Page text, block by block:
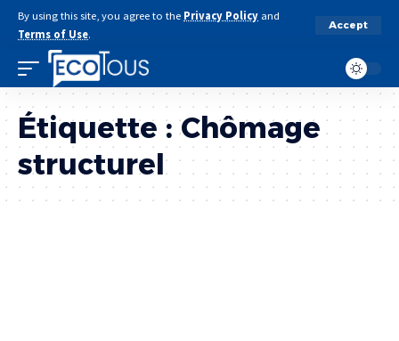
By using this site, you agree to the Privacy Policy and
Terms of Use.
Accept
Étiquette :Chômage
structurel